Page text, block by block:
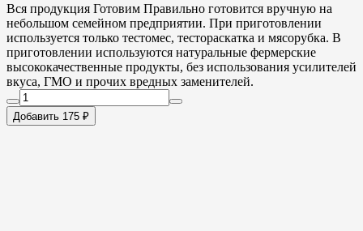
Вся продукция Готовим Правильно готовится вручную на
небольшом семейном предприятии. При приготовлении
используется только тестомес, тестораскатка и мясорубка. В
приготовлении используются натуральные фермерские
высококачественные продукты, без использования усилителей
вкуса, ГМО и прочих вредных заменителей.
Добавить 175 ₽